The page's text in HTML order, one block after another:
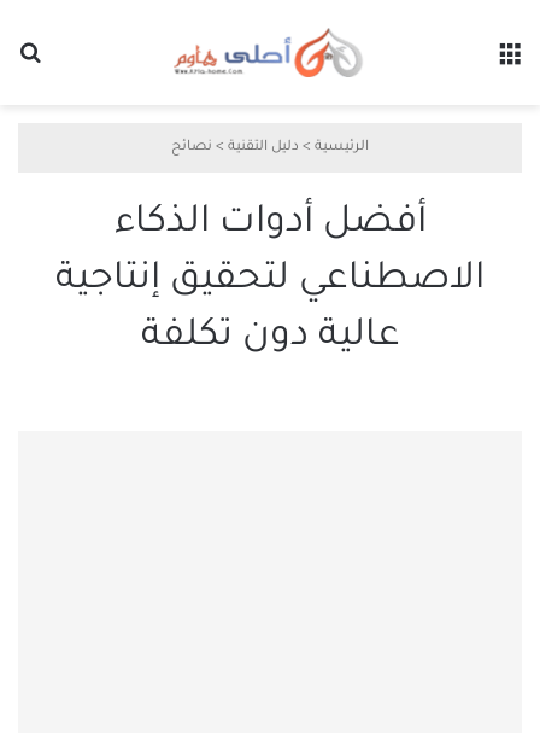
الرئيسية > دليل التقنية > نصائح
أفضل أدوات الذكاء
الاصطناعي لتحقيق إنتاجية
عالية دون تكلفة